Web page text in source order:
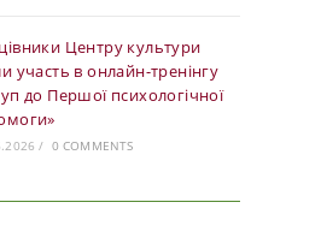
Центру культури
участь в онлайн-тренінгу
до Першої психологічної
/ 0 COMMENTS